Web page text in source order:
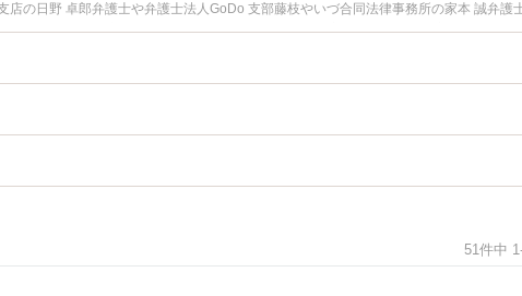
の日野 卓郎弁護士や弁護士法人GoDo 支部藤枝やいづ合同法律事務所の家本 誠弁護
用、強みなどが注目されています。『静岡県で土日や夜間に発生した環境・エネルギ
実績豊富な近くの弁護士を検索したい』『初回相談無料で環境・エネルギー業界を法
51件中